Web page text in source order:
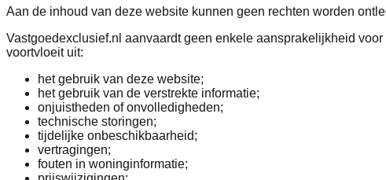
Aan de inhoud van deze website kunnen geen rechten worden
Vastgoedexclusief.nl aanvaardt geen enkele aansprakelijkheid
voortvloeit uit:
het gebruik van deze website;
het gebruik van de verstrekte informatie;
onjuistheden of onvolledigheden;
technische storingen;
tijdelijke onbeschikbaarheid;
vertragingen;
fouten in woninginformatie;